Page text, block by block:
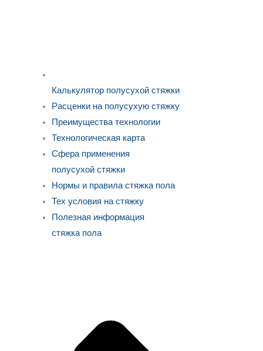
Калькулятор полусухой стяжки
Расценки на полусухую стяжку
Преимущества технологии
Технологическая карта
Сфера применения
полусухой стяжки
Нормы и правила стяжка пола
Тех условия на стяжку
Полезная информация
стяжка пола